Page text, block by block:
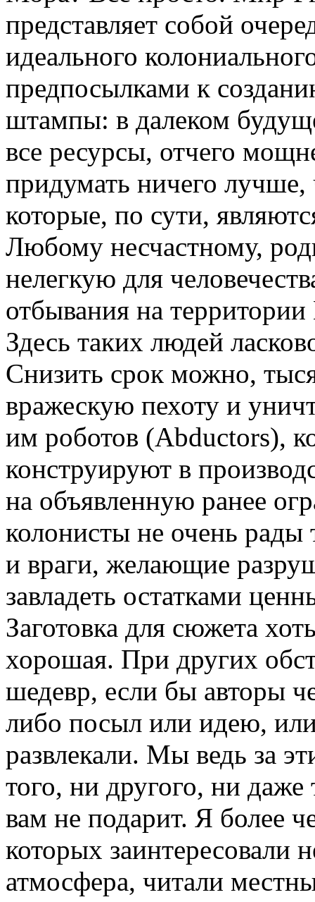
представляет собой
идеального
предпосылками к
штампы: в далеком
все ресурсы, отчего
придумать ничего
которые, по сути,
Любому несчастному,
нелегкую для
отбывания на
Здесь таких людей
Снизить срок можно,
вражескую пехоту и
им роботов (Abductors),
конструируют в
на объявленную ранее
колонисты не очень рады
и враги, желающие
завладеть остатками
Заготовка для сюжета
хорошая. При других
шедевр, если бы авторы
либо посыл или идею,
развлекали. Мы ведь за
того, ни другого, ни
вам не подарит. Я более
которых заинтересовали
атмосфера, читали